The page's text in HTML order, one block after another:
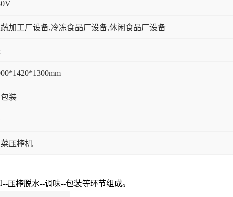
加工厂设备,冷冻食品厂设备,休闲食品厂设备
装
压榨机
压榨脱水--调味--包装等环节组成。